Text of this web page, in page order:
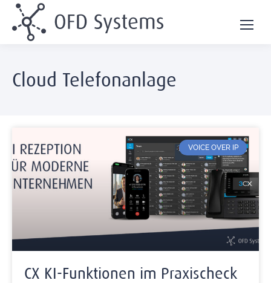
Cloud Telefonanlage
VOICE OVER IP
CX KI‑Funktionen im Praxischeck